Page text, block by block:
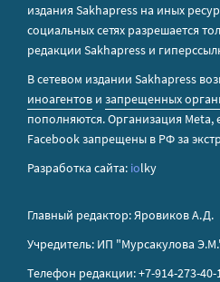
издания Sakhapress на иных
социальных сетях разрешается
редакции Sakhapress и
В сетевом издании Sakhapress
иноагентов и запрещенных
пополняются. Организация Metа,
Facebook запрещены в РФ за
Разработка сайта: iolky
Главный редактор: Яровиков А.Д.
Учредитель: ИП "Мурсакулова
Телефон редакции: +7-914-273-40-